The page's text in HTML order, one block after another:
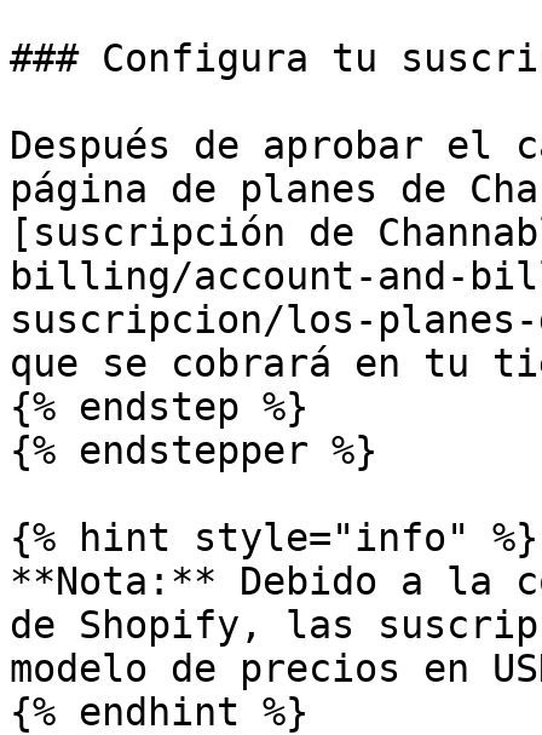
### Configura tu
Después de aprobar
página de planes de
[suscripción de
billing/account-and-
suscripcion/los-planes-
que se cobrará en tu
{% endstep %}
{% endstepper %}
{% hint style="info" %}
**Nota:** Debido a la
de Shopify, las
modelo de precios en
{% endhint %}